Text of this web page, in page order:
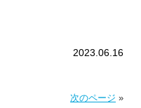
2023.06.16
次のページ »